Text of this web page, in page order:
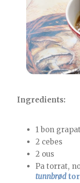
Ingredients:
1 bon
2 cebes
2 ous
Pa torrat,
tunnbrød